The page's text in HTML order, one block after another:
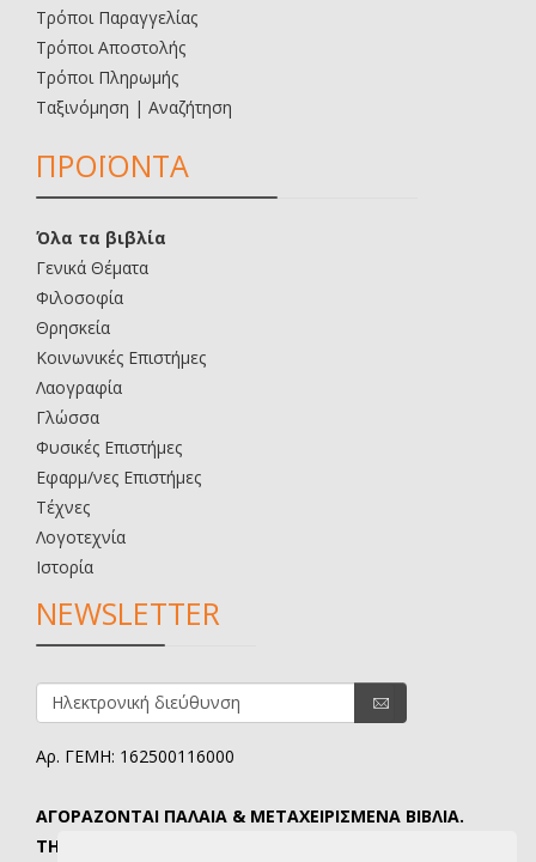
Τρόποι Παραγγελίας
Τρόποι Αποστολής
Τρόποι Πληρωμής
Ταξινόμηση | Αναζήτηση
ΠΡΟΪΟΝΤΑ
Όλα τα βιβλία
Γενικά Θέματα
Φιλοσοφία
Θρησκεία
Κοινωνικές Επιστήμες
Λαογραφία
Γλώσσα
Φυσικές Επιστήμες
Εφαρμ/νες Επιστήμες
Τέχνες
Λογοτεχνία
Ιστορία
NEWSLETTER
Αρ. ΓΕΜΗ: 162500116000
ΑΓΟΡΑΖΟΝΤΑΙ ΠΑΛΑΙΑ & ΜΕΤΑΧΕΙΡΙΣΜΕΝΑ ΒΙΒΛΙΑ.
ΤΗΛ. ΕΠΙΚΟΙΝΩΝΙΑΣ: 6907645346.